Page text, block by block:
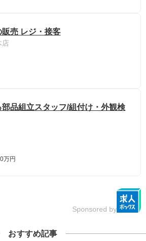
売 レジ・接客
店
品組立スタッフ/組付け・外観検
万円
Sponsored by
おすすめ記事